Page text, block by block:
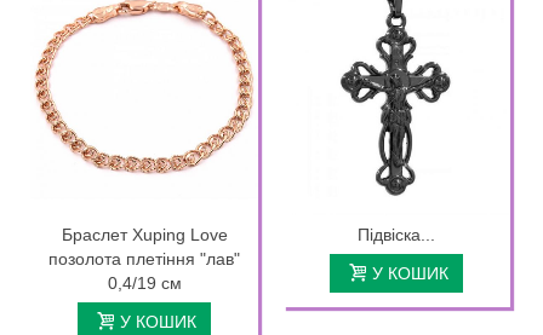
Браслет Xuping Love
позолота плетіння "лав"
0,4/19 см
У КОШИК
Підвіска...
У КОШИК